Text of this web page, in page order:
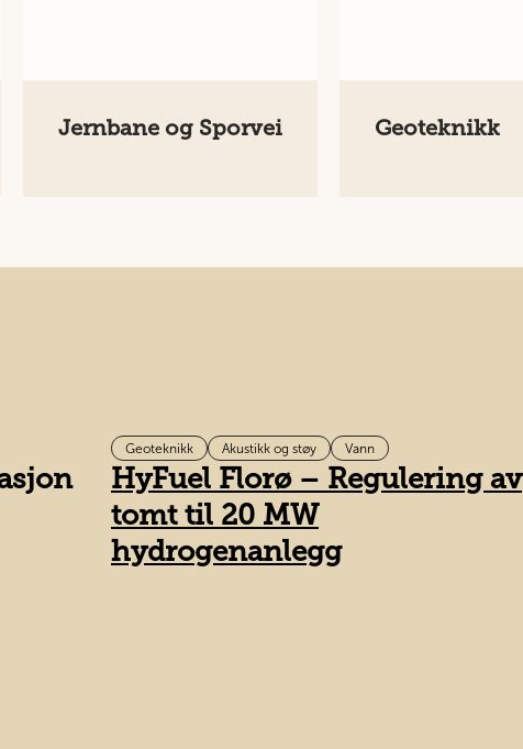
Jernbane og Sporvei Geoteknikk
Geoteknikk Akustikk og støy Vann
HyFuel Florø – Regulering av
tomt til 20 MW
hydrogenanlegg